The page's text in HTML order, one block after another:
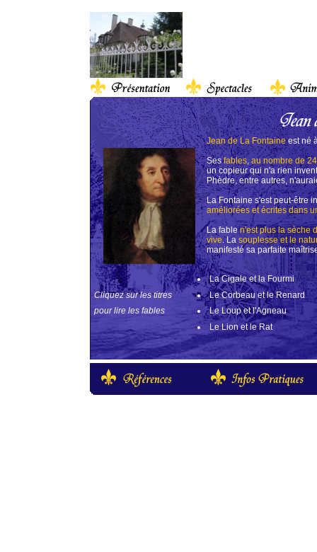
Jean de La Fontaineest né
Sesfables, au nombre de
un copieur qui n'a rien
Phèdre, entre autres,
La Fontaine s'est peut-être
améliorées et écrites dans
La fablen'est plus la sèche
vive. La souplesse et le
manifesté sa parfaite
La Cigale et la Fourmi
Cliquez sur les titres
Le Corbeau et le Renard
pour lire les fables
Le Loup et l'Agneau
Le Lion et le Rat